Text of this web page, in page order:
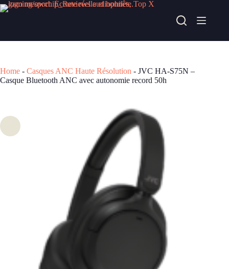
Passer
au
Acheter chez easylounge
Home - Casques ANC Haute Résolution - JVC HA-S75N –
Casque Bluetooth ANC avec autonomie record 50h